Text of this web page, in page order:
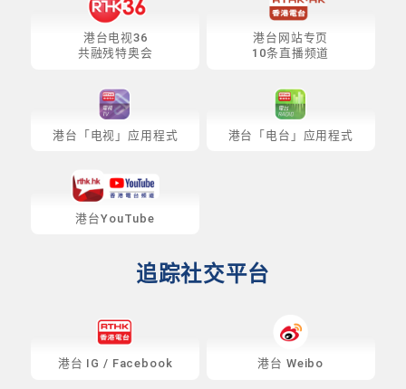
港台电视36
共融残特奥会
港台网站专页
10条直播频道
港台「电视」应用程式 港台「电台」应用程式
港台YouTube
追踪社交平台
港台 IG / Facebook 港台 Weibo